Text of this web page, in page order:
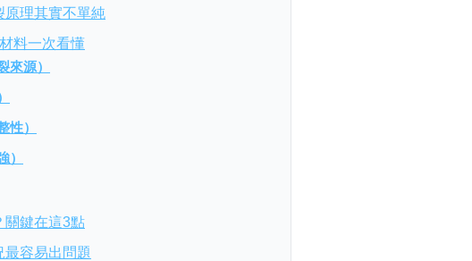
原理其實不單純
料一次看懂
來源）
性）
）
關鍵在這3點
容易出問題